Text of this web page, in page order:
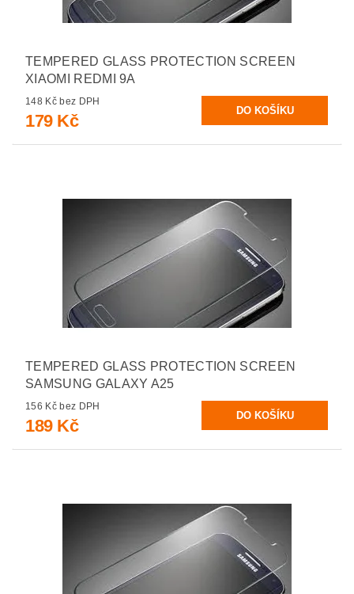
TEMPERED GLASS PROTECTION SCREEN
XIAOMI REDMI 9A
148 Kč bez DPH
179 Kč
TEMPERED GLASS PROTECTION SCREEN
SAMSUNG GALAXY A25
156 Kč bez DPH
189 Kč